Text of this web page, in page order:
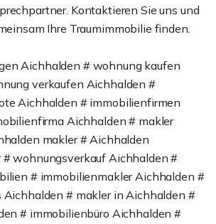
Kontaktieren Sie uns und
Ihre Traumimmobilie finden.
Aichhalden # wohnung kaufen
verkaufen Aichhalden #
Aichhalden # immobilienfirmen
Aichhalden # makler
makler # Aichhalden
wohnungsverkauf Aichhalden #
# immobilienmakler Aichhalden #
Aichhalden # makler in Aichhalden #
# immobilienbüro Aichhalden #